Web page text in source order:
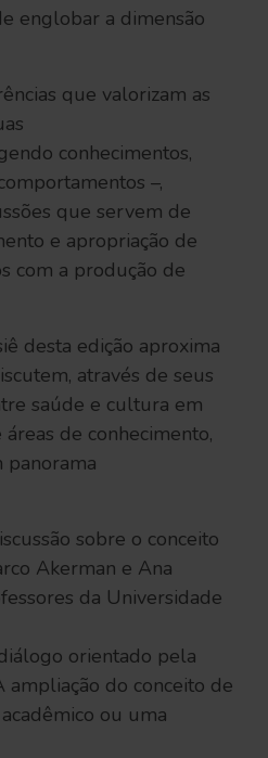
englobar a dimensão
que valorizam as
conhecimentos,
–,
que servem de
e apropriação de
com a produção de
desta edição aproxima
através de seus
saúde e cultura em
de conhecimento,
panorama
sobre o conceito
Akerman e Ana
da Universidade
orientado pela
ampliação do conceito de
ou uma